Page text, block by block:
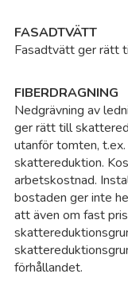
FASADTVÄTT
Fasadtvätt ger rätt
FIBERDRAGNING
Nedgrävning av
ger rätt till
utanför tomten,
skattereduktion.
arbetskostnad.
bostaden ger inte
att även om fast
förhållandet.